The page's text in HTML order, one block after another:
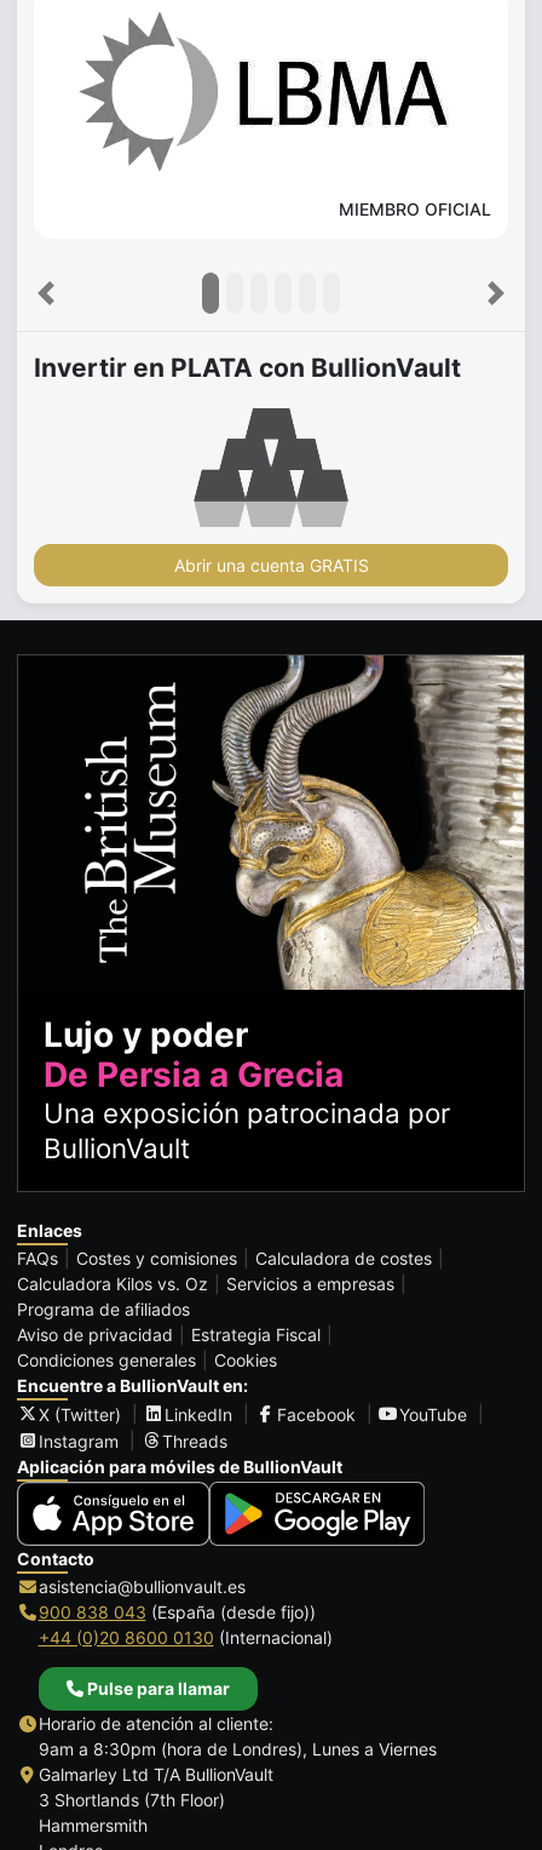
MIEMBRO OFICIAL
Previous Next
Invertir en PLATA con BullionVault
Abrir una cuenta GRATIS
Lujo y poder
De Persia a Grecia
Una exposición patrocinada por
BullionVault
Enlaces
FAQs
Costes y comisiones
Calculadora de costes
Calculadora Kilos vs. Oz
Servicios a empresas
Programa de afiliados
Aviso de privacidad
Estrategia Fiscal
Condiciones generales
Cookies
Encuentre a BullionVault en:
X (Twitter)
LinkedIn Facebook
YouTube
Instagram
Threads
Aplicación para móviles de BullionVault
Contacto
asistencia@bullionvault.es
900 838 043 (España (desde fijo))
+44 (0)20 8600 0130 (Internacional)
Pulse para llamar
Horario de atención al cliente:
9am a 8:30pm (hora de Londres), Lunes a Viernes
Galmarley Ltd T/A BullionVault
3 Shortlands (7th Floor)
Hammersmith